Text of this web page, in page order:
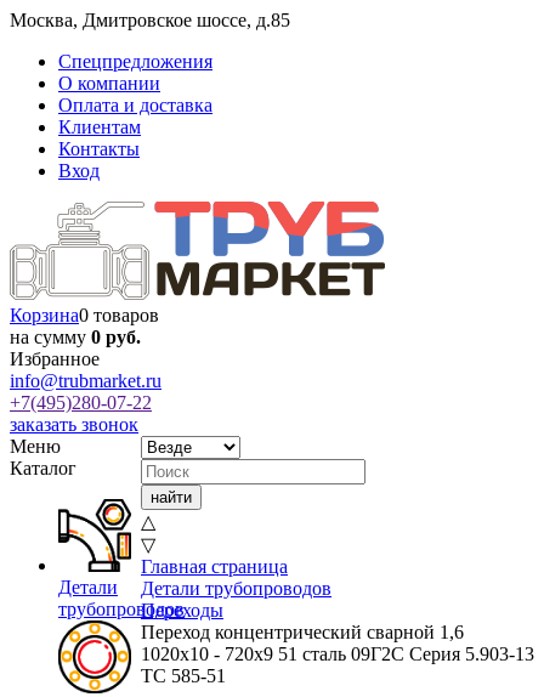
Москва, Дмитровское шоссе, д.85
Спецпредложения
О компании
Оплата и доставка
Клиентам
Контакты
Вход
Корзина0 товаров
на сумму 0 руб.
Избранное
info@trubmarket.ru
+7(495)280-07-22
заказать звонок
Меню
Каталог
Детали
трубопроводов
△
▽
Главная страница
Детали трубопроводов
Переходы
Переход концентрический сварной 1,6
1020х10 - 720х9 51 сталь 09Г2С Серия 5.903-13
ТС 585-51